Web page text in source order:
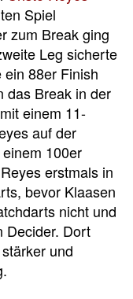
Spiel
zum Break ging
Leg sicherte
ein 88er Finish
das Break in der
einem 11-
auf der
100er
erstmals in
bevor Klaasen
nicht und
Decider. Dort
und